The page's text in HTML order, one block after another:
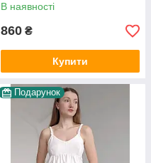
В наявності
860 ₴
Купити
Подарунок